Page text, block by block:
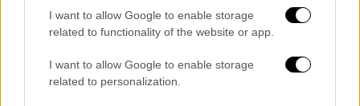
I want to allow Google to enable storage
related to functionality of the website or app.
I want to allow Google to enable storage
related to personalization.
Lifestyle|11.03.2021 11:33
Ματθίλδη Μαγγίρα: «Κλείδωσε την
πόρτα και άρχισε να αυτοϊκανοποιείται»
Η Ματθίλδη Μαγγίρα αποκάλυψε ότι έχει